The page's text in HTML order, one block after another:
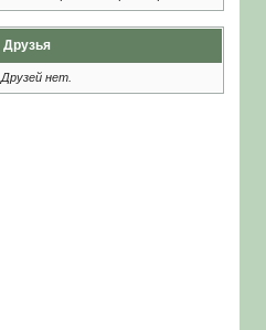
Друзья
Друзей нет.